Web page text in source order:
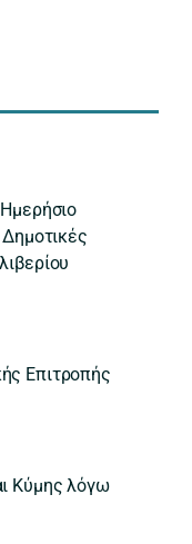
Επιτροπής
Κύμης λόγω